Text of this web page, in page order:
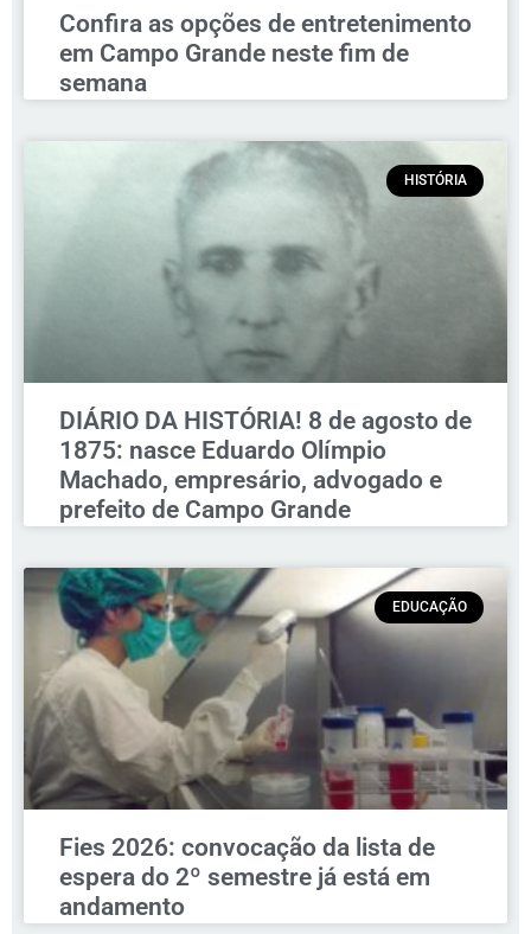
Confira as opções de entretenimento
em Campo Grande neste fim de
semana
HISTÓRIA
DIÁRIO DA HISTÓRIA! 8 de agosto de
1875: nasce Eduardo Olímpio
Machado, empresário, advogado e
prefeito de Campo Grande
EDUCAÇÃO
Fies 2026: convocação da lista de
espera do 2º semestre já está em
andamento